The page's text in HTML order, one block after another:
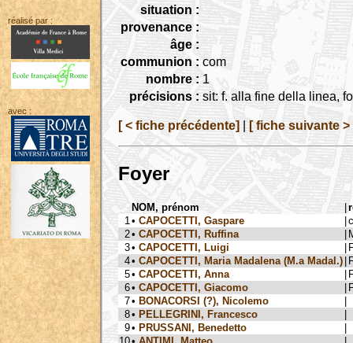
réalisé par :
avec :
situation :
provenance :
âge :
communion : com
nombre : 1
précisions : sit: f. alla fine della linea,
[ < fiche précédente] [ fiche suivante >
Foyer
NOM, prénom |
1 • CAPOCETTI, Gaspare |
2• CAPOCETTI, Ruffina |
3• CAPOCETTI, Luigi |
4• CAPOCETTI, Maria Madalena (M.a Madal.) |
5• CAPOCETTI, Anna |
6• CAPOCETTI, Giacomo |
7• BONACORSI (?), Nicolemo
|
8• PELLEGRINI, Francesco
|
9• PRUSSANI, Benedetto
|